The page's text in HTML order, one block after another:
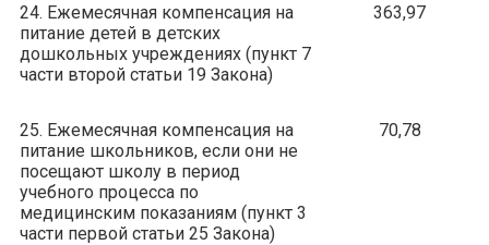
24. Ежемесячная компенсация на
питание детей в детских
дошкольных учреждениях (пункт 7
части второй статьи 19 Закона)
363,97
25. Ежемесячная компенсация на
питание школьников, если они не
посещают школу в период
учебного процесса по
медицинским показаниям (пункт 3
части первой статьи 25 Закона)
70,78